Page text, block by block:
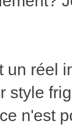
un réel
style
n'est